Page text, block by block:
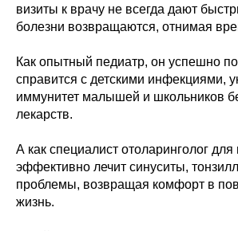
визиты к врачу не всегда дают
болезни возвращаются, отнимая
Как опытный педиатр, он успешно
справится с детскими инфекциями,
иммунитет малышей и школьников
лекарств.
А как специалист отоларинголог
эффективно лечит синуситы,
проблемы, возвращая комфорт в
жизнь.